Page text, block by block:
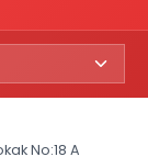
No:18 A